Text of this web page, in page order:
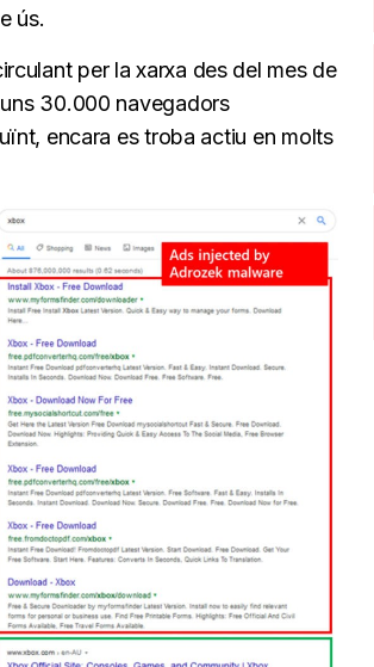
ús.
per la xarxa des del mes de
30.000 navegadors
encara es troba actiu en molts